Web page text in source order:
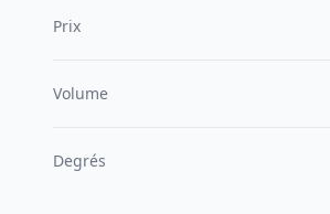
Prix
Volume
Degrés